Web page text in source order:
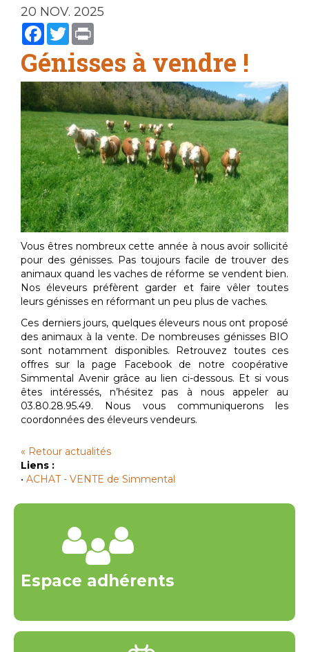
20 NOV. 2025
Facebook
Twitter
Génisses à vendre !
Vous êtres nombreux cette année à nous avoir sollicité
pour des génisses. Pas toujours facile de trouver des
animaux quand les vaches de réforme se vendent bien.
Nos éleveurs préfèrent garder et faire vêler toutes
leurs génisses en réformant un peu plus de vaches.
Ces derniers jours, quelques éleveurs nous ont proposé
des animaux à la vente. De nombreuses génisses BIO
sont notamment disponibles. Retrouvez toutes ces
offres sur la page Facebook de notre coopérative
Simmental Avenir grâce au lien ci-dessous. Et si vous
êtes intéressés, n’hésitez pas à nous appeler au
03.80.28.95.49. Nous vous communiquerons les
coordonnées des éleveurs vendeurs.
« Retour actualités
Liens :
• ACHAT - VENTE de Simmental
Espace adhérents